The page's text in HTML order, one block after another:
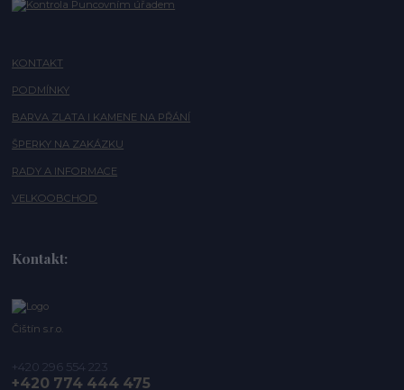
KONTAKT
PODMÍNKY
BARVA ZLATA I KAMENE NA PŘÁNÍ
ŠPERKY NA ZAKÁZKU
RADY A INFORMACE
VELKOOBCHOD
Kontakt:
Čištín s.r.o.
+420 296 554 223
+420 774 444 475